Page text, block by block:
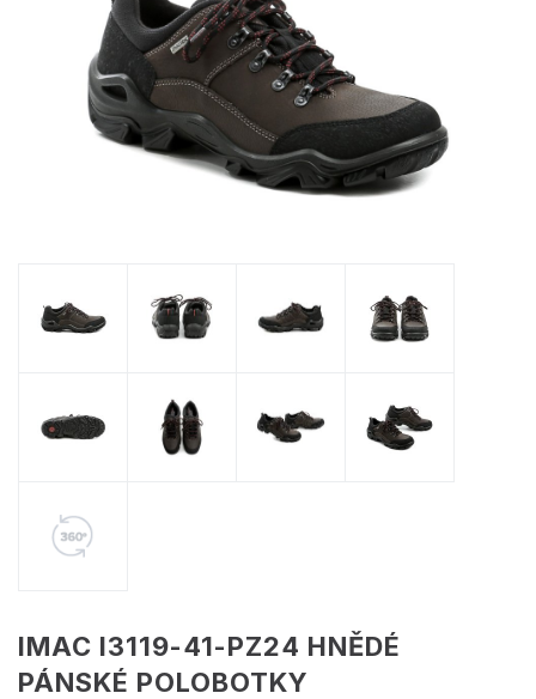
IMAC I3119-41-PZ24 HNĚDÉ
PÁNSKÉ POLOBOTKY